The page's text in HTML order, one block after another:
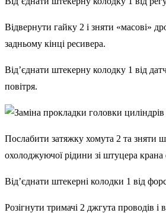
Відвернути гайку 2 і зняти «масові»
задньому кінці ресивера.
Від’єднати штекерну колодку 1 від
повітря.
Послабити затяжку хомута 2 та зняти
охолоджуючої рідини зі штуцера крана
Від’єднати штекерні колодки 1 від
Розігнути тримачі 2 джгута проводів і